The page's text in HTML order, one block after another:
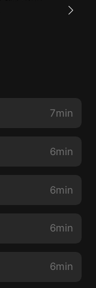
7min
6min
6min
6min
6min